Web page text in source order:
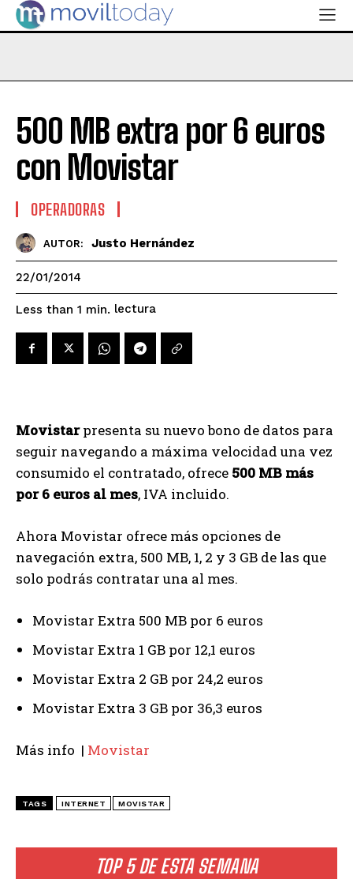
TOP 5 DE ESTA SEMANA
500 MB extra por 6 euros
con Movistar
OPERADORAS
AUTOR: Justo Hernández
22/01/2014
Less than 1 min. lectura
Movistarpresenta su nuevo bono de datos para
seguir navegando a máxima velocidad una vez
consumido el contratado, ofrece 500 MB más
por 6 euros al mes, IVA incluido.
Ahora Movistar ofrece más opciones de
navegación extra, 500 MB, 1, 2 y 3 GB de las que
solo podrás contratar una al mes.
Movistar Extra 500 MB por 6 euros
Movistar Extra 1 GB por 12,1 euros
Movistar Extra 2 GB por 24,2 euros
Movistar Extra 3 GB por 36,3 euros
Más info | Movistar
TAGS INTERNET MOVISTAR